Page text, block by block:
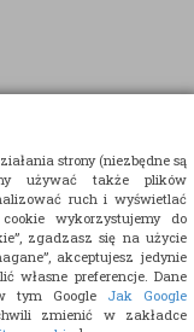
strony (niezbędne są
używać także plików
ruch i wyświetlać
wykorzystujemy do
zgadzasz się na użycie
akceptujesz jedynie
własne preferencje. Dane
tym Google Jak Google
zmienić w zakładce